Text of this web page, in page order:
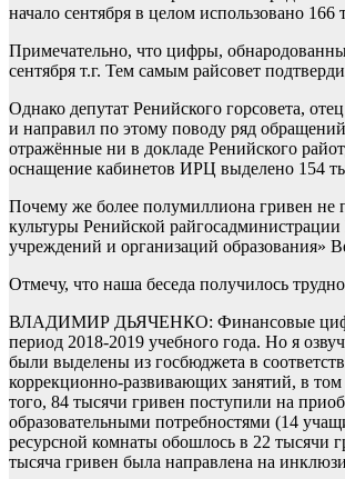
начало сентября в целом использовано
Примечательно, что цифры,
сентября т.г. Тем самым райсовет
Однако депутат Ренийского горсовета,
и направил по этому поводу ряд
отражённые ни в докладе Ренийского
оснащение кабинетов ИРЦ выделено 154
Почему же более полумиллиона гривен не
культуры Ренийской
учреждений и организаций образования»
Отмечу, что наша беседа получилось
ВЛАДИМИР ДЬЯЧЕНКО: Финансовые цифры,
период 2018-2019 учебного года. Но я
были выделены из госбюджета в
коррекционно-развивающих занятий, в
того, 84 тысячи гривен поступили на
образовательными потребностями (14
ресурсной комнаты обошлось в 22 тысячи
тысяча гривен была направлена на